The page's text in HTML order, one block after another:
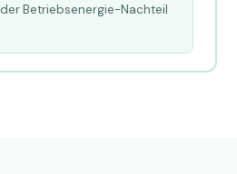
Betriebsenergie-Nachteil